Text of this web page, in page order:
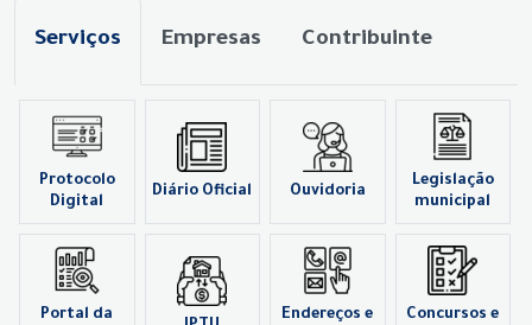
Serviços Empresas Contribuinte
Protocolo
Digital
Diário Oficial Ouvidoria
Legislação
municipal
Portal da
Endereços e
Concursos e